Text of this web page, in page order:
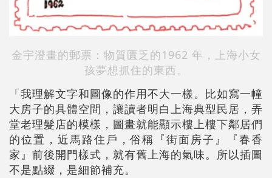
金宇澄畫的郵票：物質匱乏的1962 年，上海小女
孩夢想抓住的東西。
「我理解文字和圖像的作用不大一樣。比如寫一幢
大房子的具體空間，讓讀者明白上海典型民居，弄
堂老理髮店的模樣，圖畫就能顯示樓上樓下鄰居們
的位置，近馬路住戶，俗稱『街面房子』『春香
家』前後開門樣式，就有舊上海的氣味。所以插圖
不是點綴，是細節補充。